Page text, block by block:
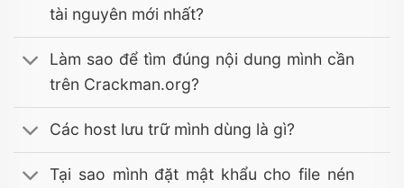
tài nguyên mới nhất?
Làm sao để tìm đúng nội dung mình cần
trên Crackman.org?
Các host lưu trữ mình dùng là gì?
Tại sao mình đặt mật khẩu cho file nén